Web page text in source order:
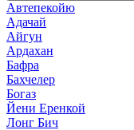
Автепекойю
Адачай
Айгун
Ардахан
Бафра
Бахчелер
Богаз
Йени Еренкой
Лонг Бич